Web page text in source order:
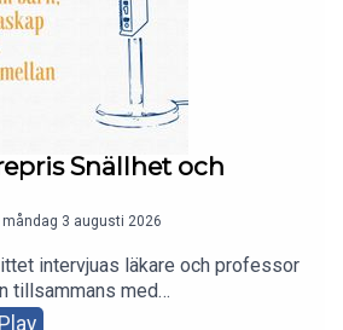
Snällhet och
måndag 3 augusti 2026
intervjuas läkare och professor
tillsammans med
Liv Svirsky av Maria på temat
Play